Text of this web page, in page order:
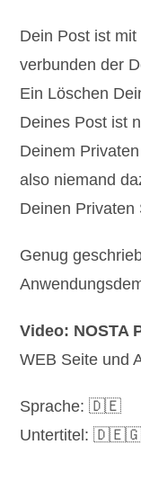
Dein Post ist
verbunden der
Ein Löschen
Deines Post ist
Deinem
also niemand
Deinen Privaten
Genug
Video: NOSTA
WEB Seite und
Sprache: 🇩🇪
Untertitel: